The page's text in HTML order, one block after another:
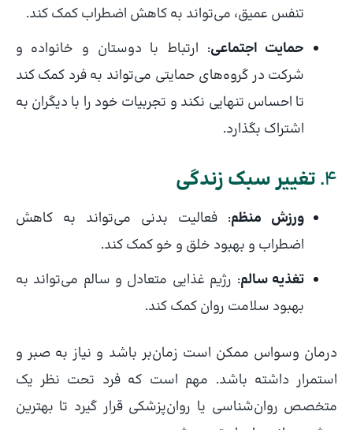
تنفس عمیق، می‌تواند به کاهش اضطراب کمک کند.
حمایت اجتماعی: ارتباط با دوستان و خانواده و
شرکت در گروه‌های حمایتی می‌تواند به فرد کمک کند
تا احساس تنهایی نکند و تجربیات خود را با دیگران به
اشتراک بگذارد.
4. تغییر سبک زندگی
ورزش منظم: فعالیت بدنی می‌تواند به کاهش
اضطراب و بهبود خلق و خو کمک کند.
تغذیه سالم: رژیم غذایی متعادل و سالم می‌تواند به
بهبود سلامت روان کمک کند.
درمان وسواس ممکن است زمان‌بر باشد و نیاز به صبر و
استمرار داشته باشد. مهم است که فرد تحت نظر یک
متخصص روان‌شناسی یا روان‌پزشکی قرار گیرد تا بهترین